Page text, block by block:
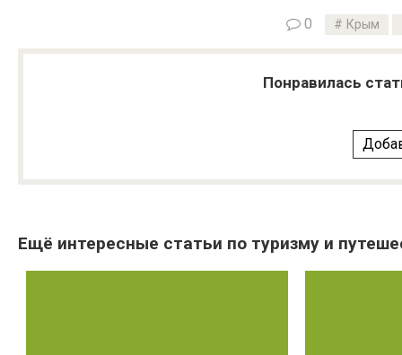
0 Крым
Понравилась
Ещё интересные статьи по туризму и